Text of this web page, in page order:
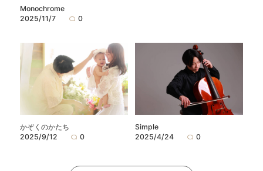
Monochrome
2025/11/7
0
かぞくのかたち
2025/9/12
0
Simple
2025/4/24
0